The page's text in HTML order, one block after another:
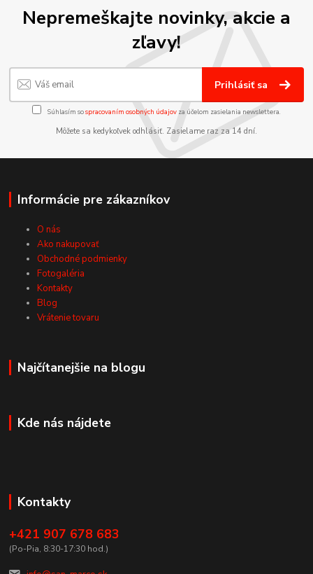
Nepremeškajte novinky, akcie a
zľavy!
Prihlásiť sa
Súhlasím sospracovaním osobných údajov za účelom zasielania newslettera.
Môžete sa kedykoľvek odhlásiť. Zasielame raz za 14 dní.
Informácie pre zákazníkov
O nás
Ako nakupovať
Obchodné podmienky
Fotogaléria
Kontakty
Blog
Vrátenie tovaru
Najčítanejšie na blogu
Kde nás nájdete
Kontakty
+421 907 678 683
(Po-Pia, 8:30-17:30 hod.)